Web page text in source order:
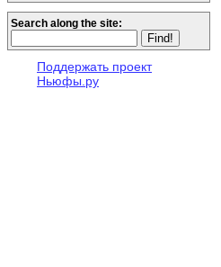
Search along the site:
Поддержать проект
Ньюфы.ру